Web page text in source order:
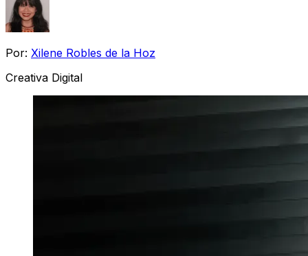
Por: Xilene Robles de la Hoz
Creativa Digital